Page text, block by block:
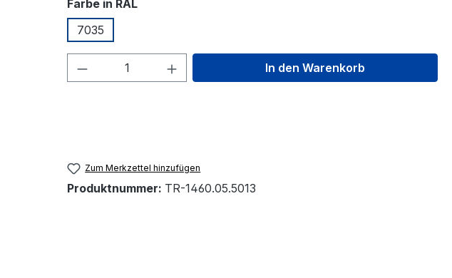
Farbe in RALauswählen
7035
Produkt Anzahl: Gib den gewünschten Wert
In den Warenkorb
Zum Merkzettel hinzufügen
Produktnummer: TR-1460.05.5013